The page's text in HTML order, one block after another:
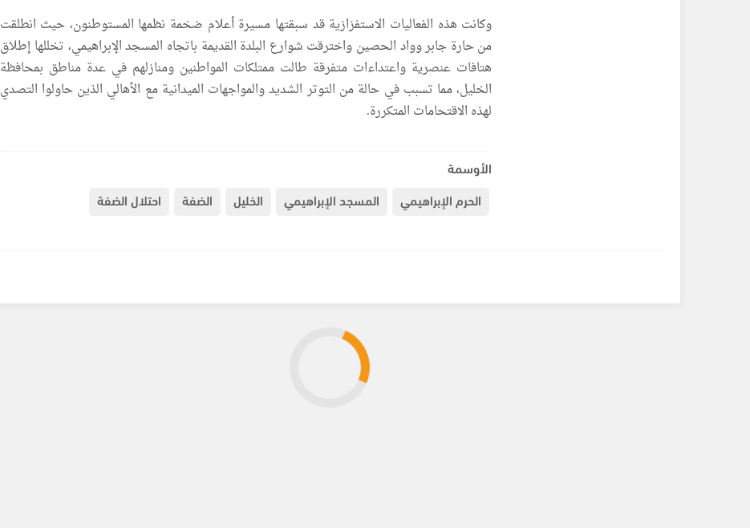
وكانت هذه الفعاليات الاستفزازية قد سبقتها مسيرة أعلام ضخمة نظمها المستوطنون، حيث انطلقت
من حارة جابر وواد الحصين واخترقت شوارع البلدة القديمة باتجاه المسجد الإبراهيمي، تخللها إطلاق
هتافات عنصرية واعتداءات متفرقة طالت ممتلكات المواطنين ومنازلهم في عدة مناطق بمحافظة
الخليل، مما تسبب في حالة من التوتر الشديد والمواجهات الميدانية مع الأهالي الذين حاولوا التصدي
لهذه الاقتحامات المتكررة.
الأوسمة
الحرم الإبراهيمي
المسجد الإبراهيمي الخليل الضفة احتلال الضفة